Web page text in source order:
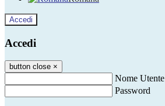
Accedi
Accedi
button close ×
Nome Utente
Password